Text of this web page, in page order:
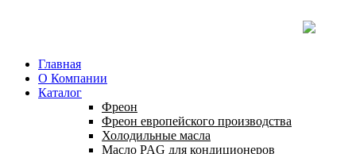
Главная
О Компании
Каталог
Фреон
Фреон европейского производства
Холодильные масла
Масло PAG для кондиционеров